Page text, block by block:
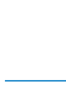
HUITRES